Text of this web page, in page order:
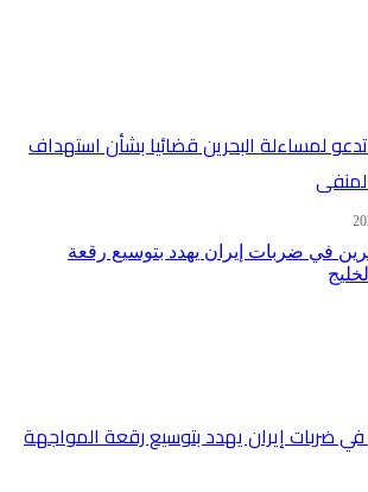
لمساءلة البحرين قضائيا بشأن استهداف
في ضربات إيران يهدد بتوسيع رقعة المواجهة